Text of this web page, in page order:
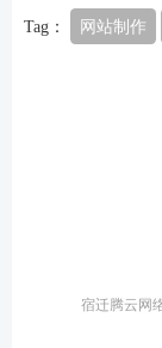
Tag： 网站制作
宿迁腾云网